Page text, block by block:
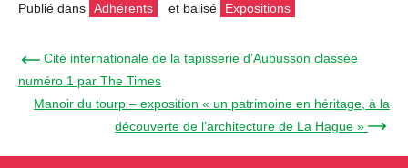
Publié dans Adhérents et balisé Expositions
← Cité internationale de la tapisserie d’Aubusson classée
numéro 1 par The Times
Manoir du tourp – exposition « un patrimoine en héritage, à la
découverte de l’architecture de La Hague » →